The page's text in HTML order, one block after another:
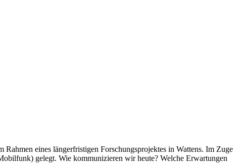
eines längerfristigen Forschungsprojektes in Wattens. Im Zuge
gelegt. Wie kommunizieren wir heute? Welche Erwartungen